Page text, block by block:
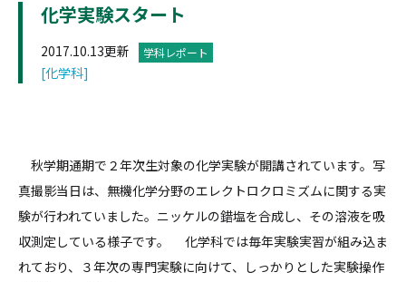
化学実験スタート
2017.10.13更新 学科レポート
[化学科]
秋学期通期で２年次生対象の化学実験が開講されています。写
真撮影当日は、無機化学分野のエレクトロクロミズムに関する実
験が行われていました。ニッケルの錯塩を合成し、その溶液を吸
収測定している様子です。 化学科では毎年実験実習が組み込ま
れており、３年次の専門実験に向けて、しっかりとした実験操作